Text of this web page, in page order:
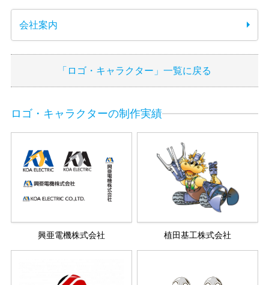
会社案内
「ロゴ・キャラクター」一覧に戻る
ロゴ・キャラクターの制作実績
興亜電機株式会社 植田基工株式会社